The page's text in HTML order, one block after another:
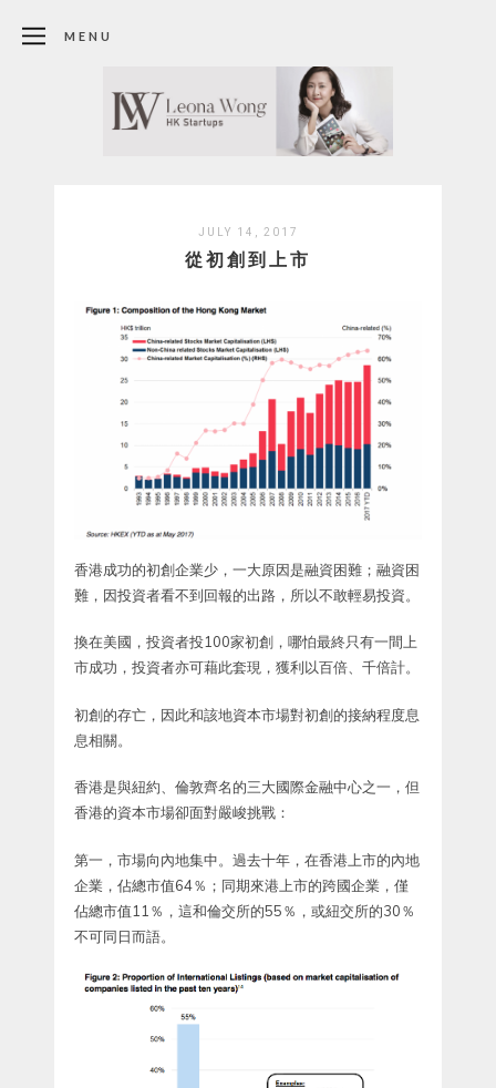
MENU
JULY 14, 2017
從初創到上市
香港成功的初創企業少，一大原因是融資困難；融資困
難，因投資者看不到回報的出路，所以不敢輕易投資。
換在美國，投資者投100家初創，哪怕最終只有一間上
市成功，投資者亦可藉此套現，獲利以百倍、千倍計。
初創的存亡，因此和該地資本市場對初創的接納程度息
息相關。
香港是與紐約、倫敦齊名的三大國際金融中心之一，但
香港的資本市場卻面對嚴峻挑戰：
第一，市場向內地集中。過去十年，在香港上市的內地
企業，佔總市值64％；同期來港上市的跨國企業，僅
佔總市值11％，這和倫交所的55％，或紐交所的30％
不可同日而語。